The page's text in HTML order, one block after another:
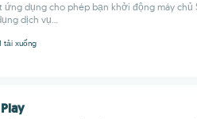
ứng dụng cho phép bạn khởi động máy chủ
dịch vụ...
tải xuống